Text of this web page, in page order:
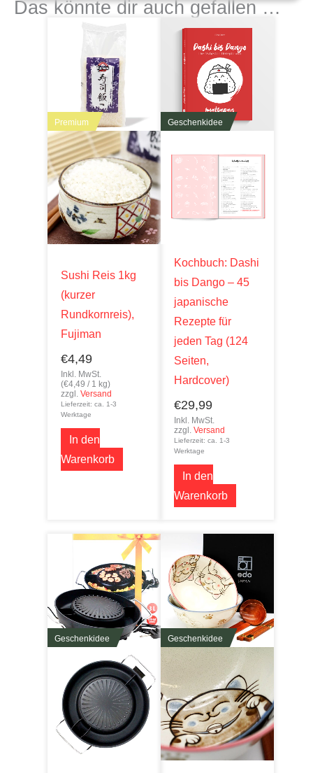
Das könnte dir auch gefallen …
Premium
Sushi Reis 1kg
(kurzer
Rundkornreis),
Fujiman
€4,49
Inkl. MwSt.
(€4,49 / 1 kg)
zzgl.Versand
Lieferzeit: ca. 1-3
Werktage
In den
Warenkorb
Geschenkidee
Kochbuch: Dashi
bis Dango – 45
japanische
Rezepte für
jeden Tag (124
Seiten,
Hardcover)
€29,99
Inkl. MwSt.
zzgl.Versand
Lieferzeit: ca. 1-3
Werktage
In den
Warenkorb
Geschenkidee Geschenkidee